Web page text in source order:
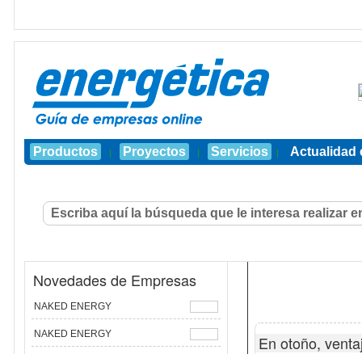
Productos | Proyectos | Servicios | Actualidad
Novedades de Empresas
NAKED ENERGY
NAKED ENERGY En otoño,